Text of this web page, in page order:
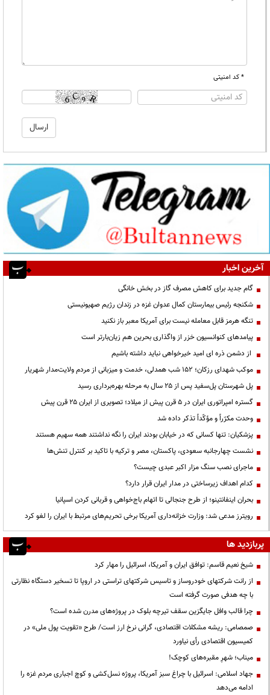
* کد امنیتی
آخرین اخبار
گام جدید برای کاهش مصرف گاز در بخش خانگی
شکنجه رئیس بیمارستان کمال عدوان غزه در زندان رژیم صهیونیستی
تنگه هرمز قابل معامله نیست برای آمریکا معبر باز نکنید
پیامدهای کنوانسیون خزر از واگذاری بحرین هم زیان‌بارتر است
از دشمن ذره ای امید خیرخواهی نباید داشته باشیم
موکب شهدای رزکان؛ ۱۵۲ شب همدلی، خدمت و میزبانی از مردم ولایت‌مدار شهریار
پل شهرستان پل‌سفید پس از ۲۵ سال به مرحله بهره‌برداری رسید
گستره امپراتوری ایران در ۵ قرن پیش از میلاد؛ تصویری از ایران ۲۵ قرن پیش
وحدت مکرّراً و مؤکّداً تذکر داده شد
پزشکیان: تنها کسانی که در خیابان بودند ایران را نگه نداشتند همه سهیم هستند
نشست چهارجانبه سعودی، پاکستان، مصر و ترکیه با تاکید بر کنترل تنش‌ها
ماجرای نصب سنگ مزار اکبر عبدی چیست؟
کدام اهداف زیرساختی در مدار ایران قرار دارد؟
بحران اینفانتینو؛ از طرح جنجالی تا اتهام باج‌خواهی و قربانی کردن اسپانیا
رویترز مدعی شد: وزارت خزانه‌داری آمریکا برخی تحریم‌های مرتبط با ایران را لغو کرد
پربازدید ها
شیخ نعیم قاسم: توافق ایران و آمریکا، اسرائیل را مهار کرد
از رانت‌ شرکتهای خودروساز و تاسیس شرکتهای تراستی در اروپا تا تسخیر دستگاه نظارتی
با چه هدفی صورت گرفته است
چرا قالب وافل جایگزین سقف تیرچه بلوک در پروژه‌های مدرن شده است؟
صمصامی: ریشه مشکلات اقتصادی، گرانی نرخ ارز است/ طرح «تقویت پول ملی» در
کمیسیون اقتصادی رأی نیاورد
میناب؛ شهرِ مقبره‌های کوچک!
جهاد اسلامی: اسرائیل با چراغ سبز آمریکا، پروژه نسل‌کشی و کوچ اجباری مردم غزه را
ادامه می‌دهد